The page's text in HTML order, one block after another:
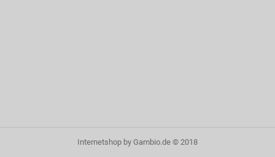
Internetshop by Gambio.de © 2018